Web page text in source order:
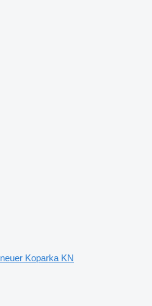
neuer Koparka KN